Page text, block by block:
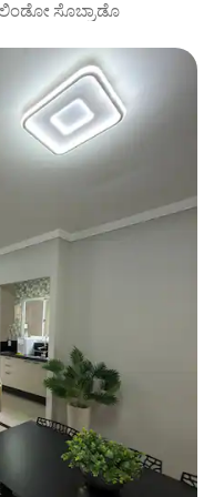
ಲಿಂಡೋ ಸೊಬ್ರಾಡೊ